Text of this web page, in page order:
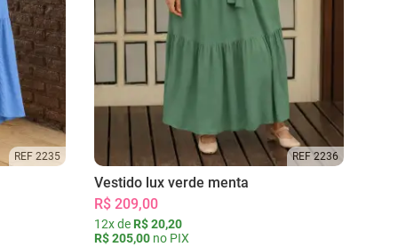
REF 2235 REF 2236
Vestido lux verde menta
R$ 209,00
12x de R$ 20,20
R$ 205,00no PIX